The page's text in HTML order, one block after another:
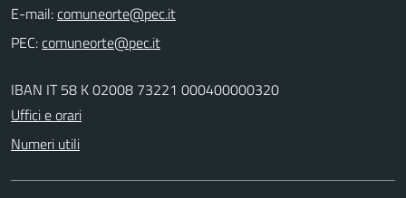
E-mail:
PEC:
IBAN IT 58 K 02008 73221 000400000320
Uffici e orari
Numeri utili